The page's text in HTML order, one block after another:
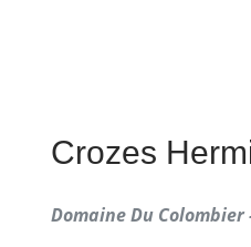
Crozes
Domaine Du